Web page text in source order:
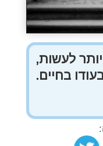
לעשות,
בחיים.